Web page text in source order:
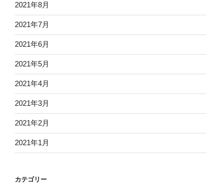
2021年8月
2021年7月
2021年6月
2021年5月
2021年4月
2021年3月
2021年2月
2021年1月
カテゴリー